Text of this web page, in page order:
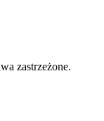
zastrzeżone.